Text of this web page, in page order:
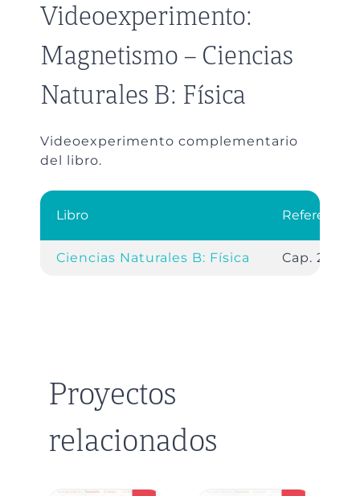
Videoexperimento:
Magnetismo – Ciencias
Naturales B: Física
Videoexperimento complementario
del libro.
Libro Referencia
Ciencias Naturales B: Física Cap. 2,
Proyectos
relacionados